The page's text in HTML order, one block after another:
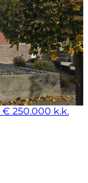
€ 250.000 k.k.